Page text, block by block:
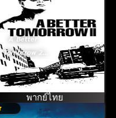
A Better
Tomorrow 2
(1987) โหด เลว
ดี ภาค 2
พากย์ไทย